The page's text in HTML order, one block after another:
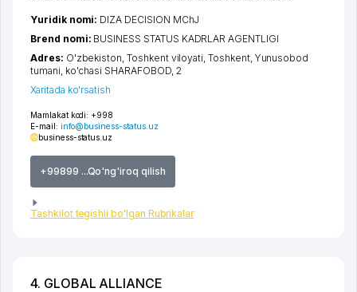
Mamlakat kodi: +998
E-mail: info@business-status.uz
business-status.uz
+99899 ...Qo'ng'iroq qilish
Tashkilot tegishli bo'lgan Rubrikalar
Yuridik nomi: DIZA DECISION MChJ
Brend nomi: BUSINESS STATUS KADRLAR AGENTLIGI
Adres: O'zbekiston,Toshkent viloyati,Toshkent, Yunusobod
tumani, ko'chasi SHARAFOBOD, 2
Xaritada ko'rsatish
4. GLOBAL ALLIANCE